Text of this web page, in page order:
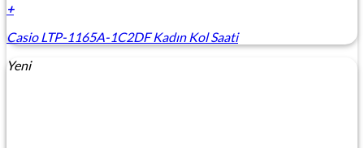
+
Casio LTP-1165A-1C2DF Kadın Kol Saati
Yeni